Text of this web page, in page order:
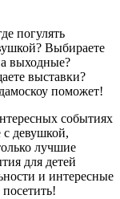
погулять
Выбираете
выходные?
выставки?
поможет!
событиях
девушкой,
лучшие
для детей
и интересные